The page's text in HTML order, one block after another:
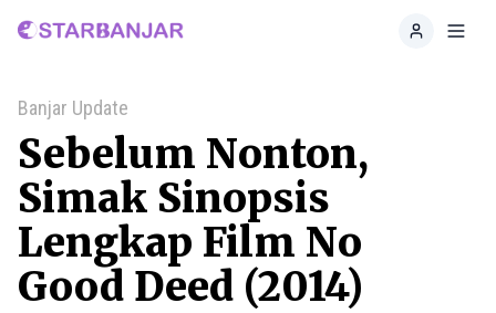
Home
Banjar Update
Sebelum Nonton,
Simak Sinopsis
Lengkap Film No
Good Deed (2014)